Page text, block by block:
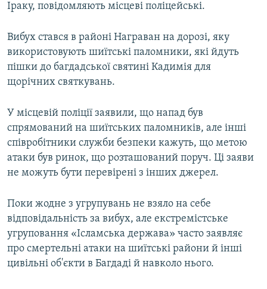
Іраку, повідомляють місцеві поліцейські.
Вибух стався в районі Награван на дорозі, яку
використовують шиїтські паломники, які йдуть
пішки до багдадської святині Кадимія для
щорічних святкувань.
У місцевій поліції заявили, що напад був
спрямований на шиїтських паломників, але інші
співробітники служби безпеки кажуть, що метою
атаки був ринок, що розташований поруч. Ці заяви
не можуть бути перевірені з інших джерел.
Поки жодне з угрупувань не взяло на себе
відповідальність за вибух, але екстремістське
угруповання «Ісламська держава» часто заявляє
про смертельні атаки на шиїтські райони й інші
цивільні об'єкти в Багдаді й навколо нього.